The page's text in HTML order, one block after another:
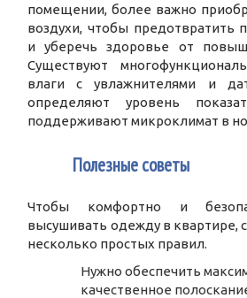
помещении, более важно
воздухи, чтобы предотвратить
и уберечь здоровье от
Существуют
влаги с увлажнителями и
определяют уровень
поддерживают микроклимат в
Полезные советы
Чтобы комфортно и
высушивать одежду в квартире,
несколько простых правил.
Нужно обеспечить
качественное